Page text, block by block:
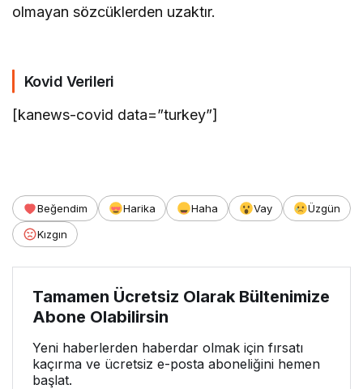
olmayan sözcüklerden uzaktır.
Kovid Verileri
[kanews-covid data=”turkey”]
Beğendim Harika Haha Vay
Üzgün
Kızgın
Tamamen Ücretsiz Olarak Bültenimize
Abone Olabilirsin
Yeni haberlerden haberdar olmak için fırsatı
kaçırma ve ücretsiz e-posta aboneliğini hemen
başlat.